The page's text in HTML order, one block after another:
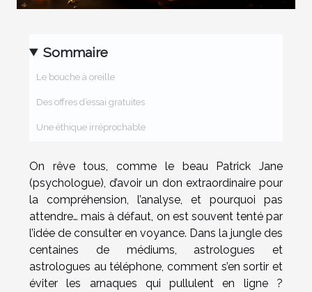
Sommaire
Le bouche à oreille
Des offres d’essai gratuites
Une éthique irréprochable
On rêve tous, comme le beau Patrick Jane
(psychologue), d’avoir un don extraordinaire pour
la compréhension, l’analyse, et pourquoi pas
attendre… mais à défaut, on est souvent tenté par
l’idée de consulter en voyance. Dans la jungle des
centaines de médiums, astrologues et
astrologues au téléphone, comment s’en sortir et
éviter les arnaques qui pullulent en ligne ?